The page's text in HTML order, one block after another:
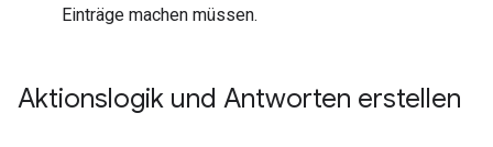
Einträge machen müssen.
Aktionslogik und Antworten erstellen